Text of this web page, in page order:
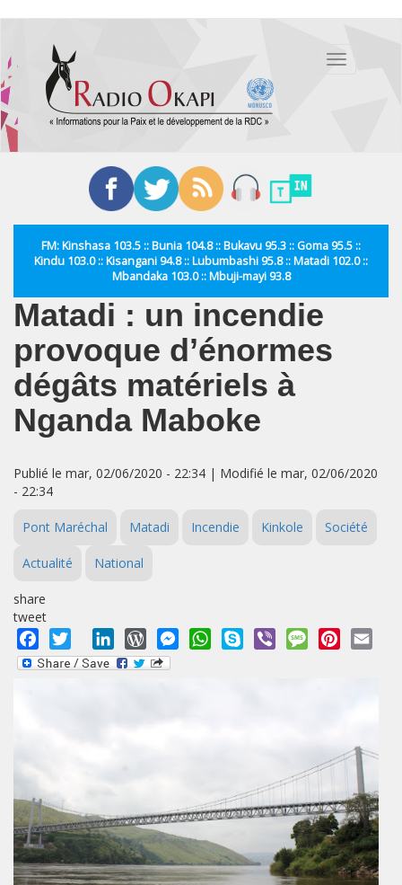
contenu
principal
Toggle
FM: Kinshasa 103.5 :: Bunia 104.8 :: Bukavu 95.3 :: Goma 95.5 ::
Kindu 103.0 :: Kisangani 94.8 :: Lubumbashi 95.8 :: Matadi 102.0 ::
Mbandaka 103.0 :: Mbuji-mayi 93.8
Matadi : un incendie
provoque d’énormes
dégâts matériels à
Nganda Maboke
Publié le mar, 02/06/2020 - 22:34 | Modifié le mar, 02/06/2020
- 22:34
Pont Maréchal Matadi Incendie Kinkole Société
Actualité National
share
tweet
Facebook
Twitter LinkedInWordPressMessengerWhatsApp
Skype Viber MessagePinterest